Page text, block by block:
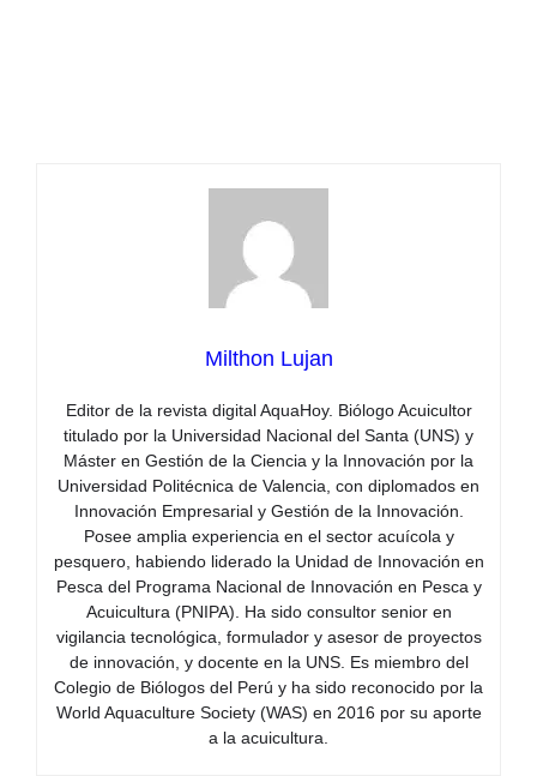
Milthon Lujan
Editor de la revista digital AquaHoy. Biólogo Acuicultor
titulado por la Universidad Nacional del Santa (UNS) y
Máster en Gestión de la Ciencia y la Innovación por la
Universidad Politécnica de Valencia, con diplomados en
Innovación Empresarial y Gestión de la Innovación.
Posee amplia experiencia en el sector acuícola y
pesquero, habiendo liderado la Unidad de Innovación en
Pesca del Programa Nacional de Innovación en Pesca y
Acuicultura (PNIPA). Ha sido consultor senior en
vigilancia tecnológica, formulador y asesor de proyectos
de innovación, y docente en la UNS. Es miembro del
Colegio de Biólogos del Perú y ha sido reconocido por la
World Aquaculture Society (WAS) en 2016 por su aporte
a la acuicultura.